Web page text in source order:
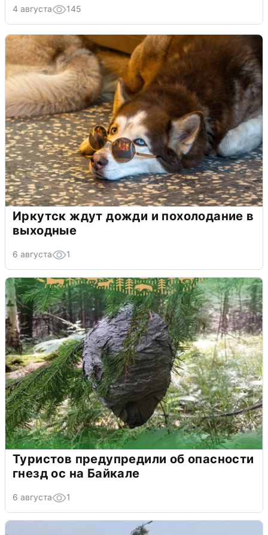
4 августа 145
Иркутск ждут дожди и похолодание в
выходные
6 августа 1
Туристов предупредили об опасности
гнезд ос на Байкале
6 августа 1